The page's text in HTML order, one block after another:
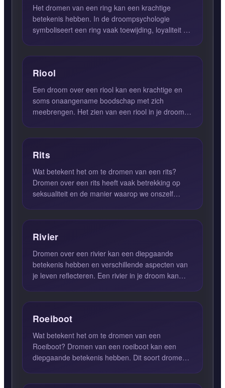
Het dromen van een ring kan een krachtige
betekenis hebben. In de droompsychologie
symboliseert een ring vaak toewijding, loyaliteit en
Riool
Een droom over een riool kan een krachtige en
soms onaangename boodschap met zich
meebrengen. Het zien van een riool in je droom
Rits
Wat betekent het om te dromen van een rits?
Dromen over een rits heeft vaak betrekking op
seksualiteit en de manier waarop we onszelf
Rivier
Dromen over een rivier kan een diepgaande
betekenis hebben en verschillende aspecten van
je leven reflecteren. Een rivier in je droom kan
Roeiboot
Wat betekent het om te dromen van een
Roeiboot? Dromen van een roeiboot kan een
diepgaande betekenis hebben. Dit soort dromen